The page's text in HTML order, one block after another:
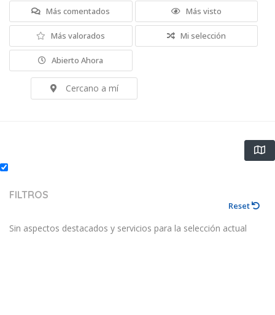
Más comentados Más visto
Más valorados Mi selección
Abierto Ahora
Cercano a mí
FILTROS
Reset
Sin aspectos destacados y servicios para la selección actual